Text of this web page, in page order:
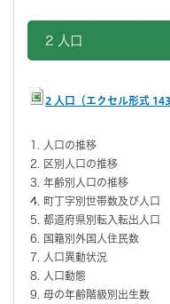
2 人口
2 人口（エクセル形式
人口の推移
区別人口の推移
年齢別人口の推移
町丁字別世帯数及び人口
都道府県別転入転出人口
国籍別外国人住民数
人口異動状況
人口動態
母の年齢階級別出生数